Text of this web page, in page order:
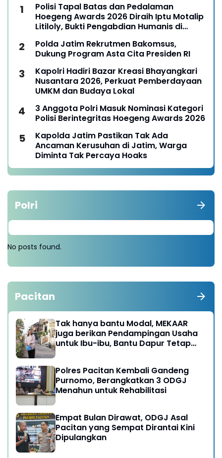
Polisi Tapal Batas dan Pedalaman
Hoegeng Awards 2026 Diraih Iptu Motalip
Litiloly, Bukti Pengabdian Humanis di
Polda Jatim Rekrutmen Bakomsus,
Dukung Program Asta Cita Presiden RI
Kapolri Hadiri Bazar Kreasi Bhayangkari
Nusantara 2026, Perkuat Pemberdayaan
UMKM dan Budaya Lokal
3 Anggota Polri Masuk Nominasi Kategori
Polisi Berintegritas Hoegeng Awards 2026
Kapolda Jatim Pastikan Tak Ada
Ancaman Kerusuhan di Jatim, Warga
Diminta Tak Percaya Hoaks
Polri
No posts found.
Pacitan
Tak hanya bantu Modal, MEKAAR
juga berikan Pendampingan Usaha
untuk Ibu-ibu, Bantu Dapur Tetap
Polres Pacitan Kembali Gandeng
Purnomo, Berangkatkan 3 ODGJ
Menahun untuk Rehabilitasi
Empat Bulan Dirawat, ODGJ Asal
Pacitan yang Sempat Dirantai Kini
Dipulangkan